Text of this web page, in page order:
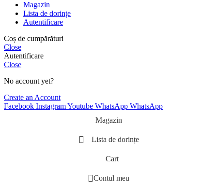
Magazin
Lista de dorințe
Autentificare
Coș de cumpărături
Close
Autentificare
Close
No account yet?
Create an Account
Facebook InstagramYoutube WhatsApp WhatsApp
Magazin
Lista de dorințe
Cart
Contul meu